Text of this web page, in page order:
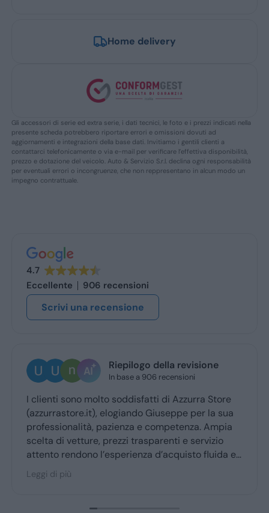
Home delivery
Gli accessori di serie ed extra serie, i dati tecnici, le foto e i prezzi indicati nella
presente scheda potrebbero riportare errori e omissioni dovuti ad
aggiornamenti e integrazioni della base dati. Invitiamo i gentili clienti a
contattarci telefonicamente o via e-mail per verificare l’effettiva disponibilità,
prezzo e dotazione del veicolo. Auto & Servizio S.r.l. declina ogni responsabilità
per eventuali errori o incongruenze, che non reppresentano in alcun modo un
impegno contrattuale.
4.7
Eccellente
906 recensioni
Scrivi una recensione
Riepilogo della revisione
In base a 906 recensioni
sono molto soddisfatti di Azzurra Store
elogiando Giuseppe per la sua
pazienza e competenza. Ampia
di vetture, prezzi trasparenti e servizio
rendono l’esperienza d’acquisto fluida e
per la maggior parte degli utenti.
di più